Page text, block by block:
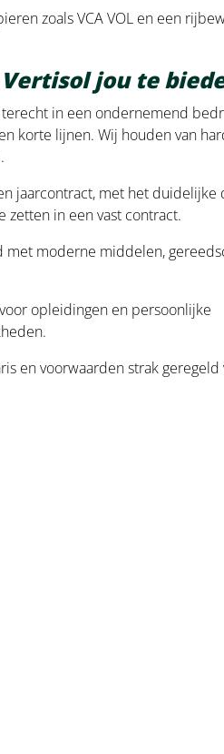
zoals VCA VOL en een
jou te
in een ondernemend
korte lijnen. Wij houden van
jaarcontract, met het
zetten in een vast contract.
met moderne middelen,
opleidingen en persoonlijke
en voorwaarden strak